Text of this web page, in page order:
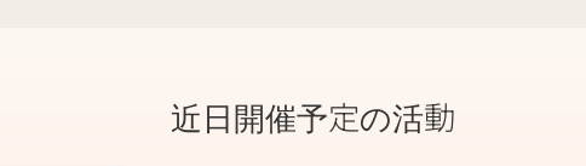
近日開催予定の活動